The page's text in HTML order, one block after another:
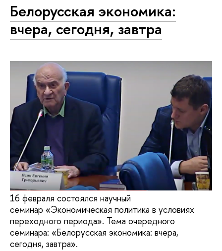
Белорусская экономика:
вчера, сегодня, завтра
16 февраля состоялся научный
семинар «Экономическая политика в условиях
переходного периода». Тема очередного
семинара: «Белорусская экономика: вчера,
сегодня, завтра».